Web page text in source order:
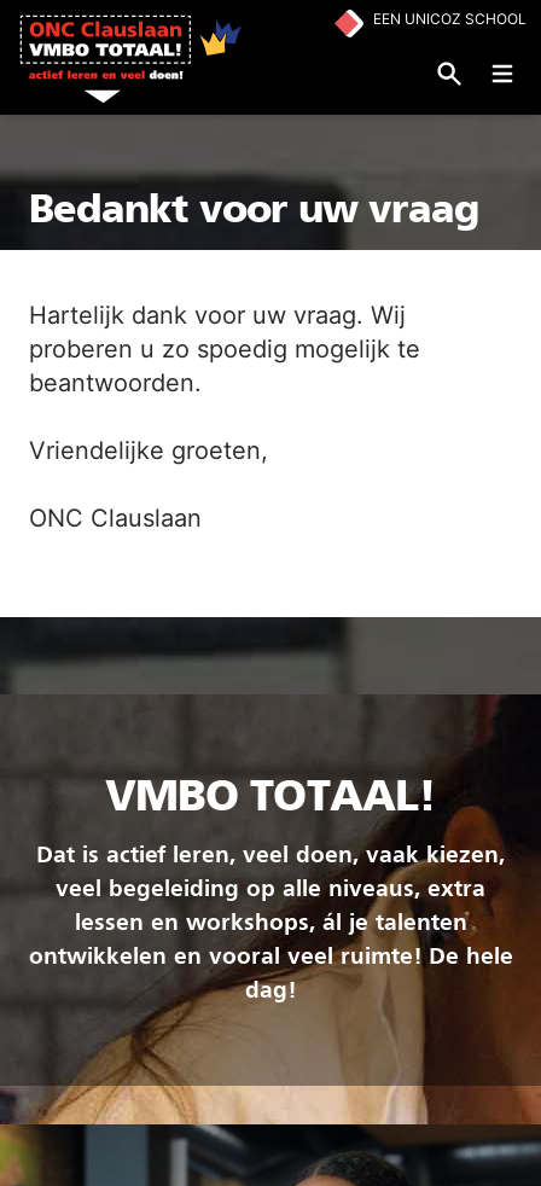
Ga naar de inhoud EEN UNICOZ SCHOOL
Bedankt voor uw vraag
Hartelijk dank voor uw vraag. Wij
proberen u zo spoedig mogelijk te
beantwoorden.
Vriendelijke groeten,
ONC Clauslaan
VMBO TOTAAL!
Dat is actief leren, veel doen, vaak kiezen,
veel begeleiding op alle niveaus, extra
lessen en workshops, ál je talenten
ontwikkelen en vooral veel ruimte! De hele
dag!